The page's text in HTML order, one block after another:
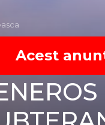
Acest